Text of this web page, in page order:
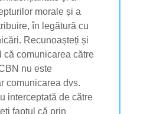
morale și a
în legătură cu
Recunoașteți și
că comunicarea către
nu este
comunicarea dvs.
interceptată de către
faptul că prin